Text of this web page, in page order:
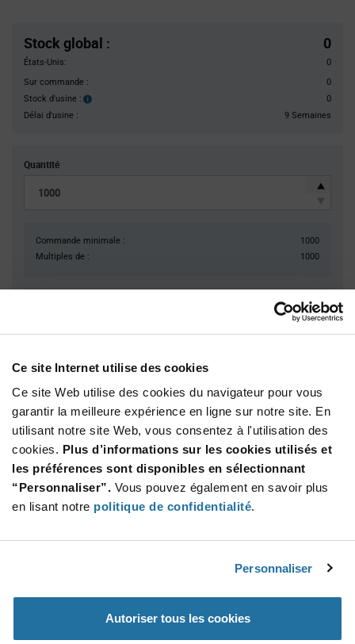
Ce site Internet utilise des cookies
Ce site Web utilise des cookies du navigateur pour vous
garantir la meilleure expérience en ligne sur notre site. En
utilisant notre site Web, vous consentez à l'utilisation des
cookies. Plus d’informations sur les cookies utilisés et
les préférences sont disponibles en sélectionnant
“Personnaliser”. Vous pouvez également en savoir plus
en lisant notre politique de confidentialité.
Personnaliser
Autoriser tous les cookies
Stock global : 0
États-Unis:
0
Sur commande :
0
Stock d'usine :
Stock
0
Délai d'usine :
9 Semaines
Quantité
Commande minimale :
1000
Multiples de :
1000
2 290,00 $
USD
Quantité Prix unitaire
1 000+ $2.29
Product
Variant
Emballages disponibles